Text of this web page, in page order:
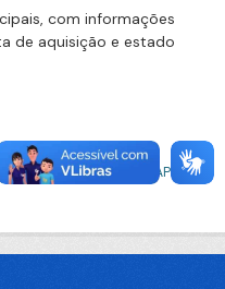
com informações
de aquisição e estado
registros usando a
API